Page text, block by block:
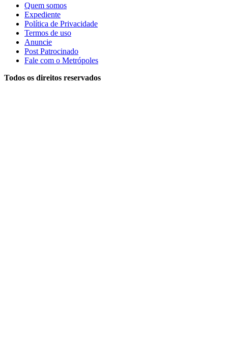
Quem somos
Expediente
Política de Privacidade
Termos de uso
Anuncie
Post Patrocinado
Fale com o Metrópoles
Todos os direitos reservados